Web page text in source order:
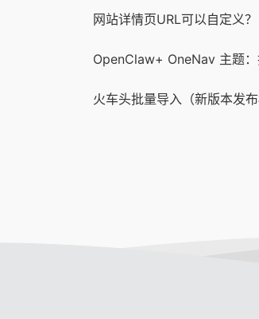
网站详情页URL可以自定义？